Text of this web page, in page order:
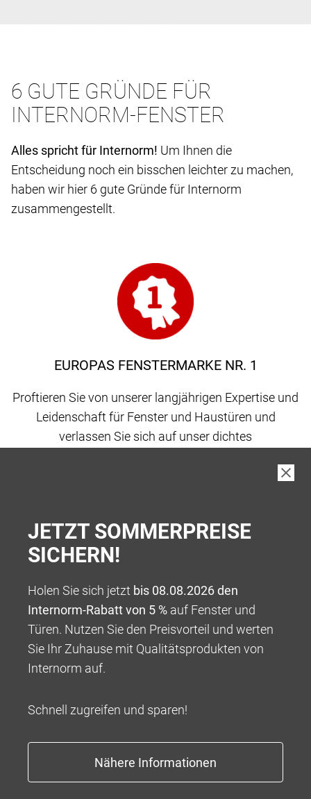
6 GUTE GRÜNDE FÜR
INTERNORM-FENSTER
Alles spricht für Internorm! Um Ihnen die
Entscheidung noch ein bisschen leichter zu machen,
haben wir hier 6 gute Gründe für Internorm
zusammengestellt.
EUROPAS FENSTERMARKE NR. 1
Proftieren Sie von unserer langjährigen Expertise und
Leidenschaft für Fenster und Haustüren und
verlassen Sie sich auf unser dichtes
100 % VERANTWORTUNG
Wir bieten Ihnen ein Rundum-sorglos-Paket für die
beginnend mit einer kompetenten Beratung über eine
Garantieleistungen, die weit über das übliche Maß
hinausgehen.
JETZT SOMMERPREISE
SICHERN!
Holen Sie sich jetzt bis 08.08.2026 den
Internorm-Rabatt von 5 % auf Fenster und
Türen. Nutzen Sie den Preisvorteil und werten
Sie Ihr Zuhause mit Qualitätsprodukten von
Internorm auf.
Schnell zugreifen und sparen!